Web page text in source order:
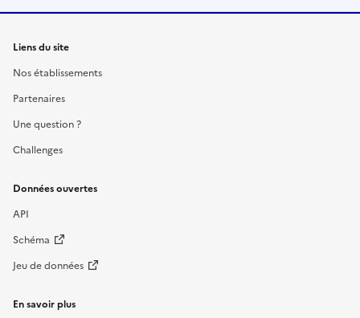
Liens du site
Nos établissements
Partenaires
Une question ?
Challenges
Données ouvertes
API
Schéma
Jeu de données
En savoir plus